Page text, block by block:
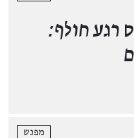
רגע חולף:
מפגש